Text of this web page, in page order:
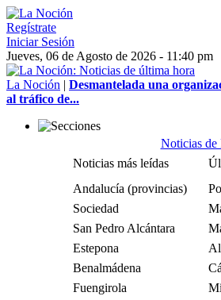
Regístrate
Iniciar Sesión
Jueves, 06 de Agosto de 2026 - 11:40 pm
La Noción | Desmantelada una
al tráfico de...
Noticias de
Noticias más leídas
Andalucía (provincias)
Sociedad
San Pedro Alcántara
Estepona
Benalmádena
Fuengirola